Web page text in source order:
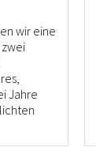
wir eine
Jahre